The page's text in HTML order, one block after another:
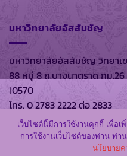
มหาวิทยาลัยอัสสัมชัญ
มหาวิทยาลัยอัสสัมชัญ วิทยา
88 หมู่ 8 ถ.บางนาตราด กม.26
10570
โทร. 0 2783 2222 ต่อ 2833
สงวนลิขสิทธิ์ พ.ศ. 2569 ต
เว็บไซต์นี้มีการใช้งานคุกกี้ เพื่อ
การใช้งานเว็บไซต์ของท่าน ท่า
นโยบายค